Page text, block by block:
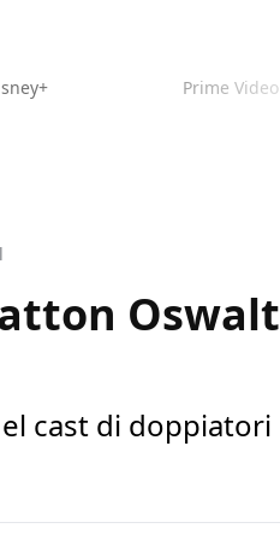
Prime Video
Oswalt
cast di doppiatori